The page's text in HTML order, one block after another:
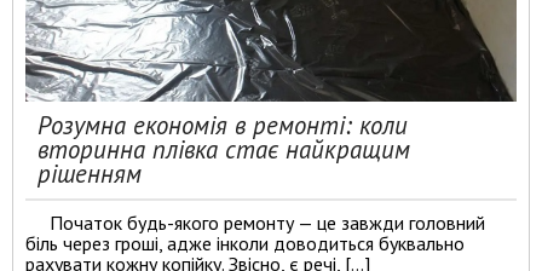
Розумна економія в ремонті: коли
вторинна плівка стає найкращим
рішенням
Початок будь-якого ремонту — це завжди головний
біль через гроші, адже інколи доводиться буквально
рахувати кожну копійку. Звісно, є речі, […]